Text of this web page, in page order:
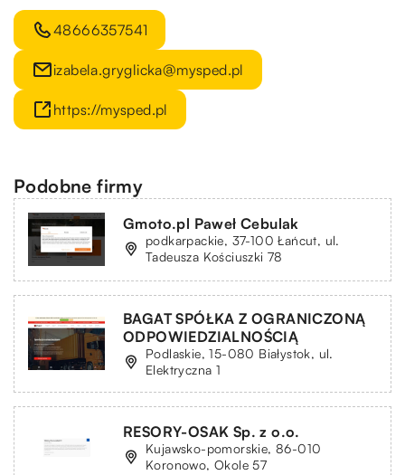
48666357541
izabela.gryglicka@mysped.pl
https://mysped.pl
Podobne firmy
Gmoto.pl Paweł Cebulak
podkarpackie, 37-100 Łańcut, ul.
Tadeusza Kościuszki 78
BAGAT SPÓŁKA Z OGRANICZONĄ
ODPOWIEDZIALNOŚCIĄ
Podlaskie, 15-080 Białystok, ul.
Elektryczna 1
RESORY-OSAK Sp. z o.o.
Kujawsko-pomorskie, 86-010
Koronowo, Okole 57